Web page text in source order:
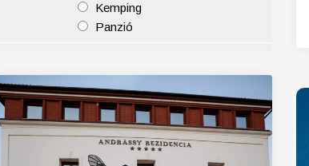
Kemping
Panzió